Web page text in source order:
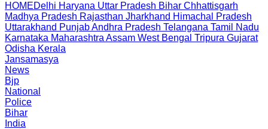
HOMEDelhi Haryana Uttar Pradesh Bihar Chhattisgarh
Madhya Pradesh Rajasthan Jharkhand Himachal Pradesh
Uttarakhand PunjabAndhra Pradesh Telangana Tamil Nadu
Karnataka Maharashtra Assam West Bengal Tripura Gujarat
Odisha Kerala
Jansamasya
News
Bjp
National
Police
Bihar
India